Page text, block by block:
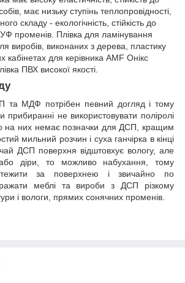
має низьку ступінь теплопровідності,
складу - екологічність, стійкість до
променів. Плівка для ламінування
виробів, виконаних з дерева, пластику
для керівника AMF Онікс
ПВХ високої якості.
та МДФ потрібен певний догляд і тому
прибиранні не використовувати поліролі
на них немає позначки для ДСП, кращим
мильний розчин і суха ганчірка в кінці
ДСП поверхня відштовхує вологу, але
діри, то можливо набухання, тому
за поверхнею і звичайно по
меблі та вироби з ДСП різкому
і вологи, прямих сонячних променів.